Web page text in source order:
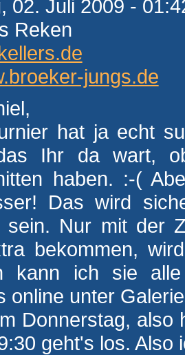
02. Juli 2009 -
Reken
jungs.de
hat ja echt
Ihr da wart,
haben. :-(
Das wird
sein. Nur mit der
bekommen,
kann ich sie
online unter
Donnerstag, also
geht's los. Also